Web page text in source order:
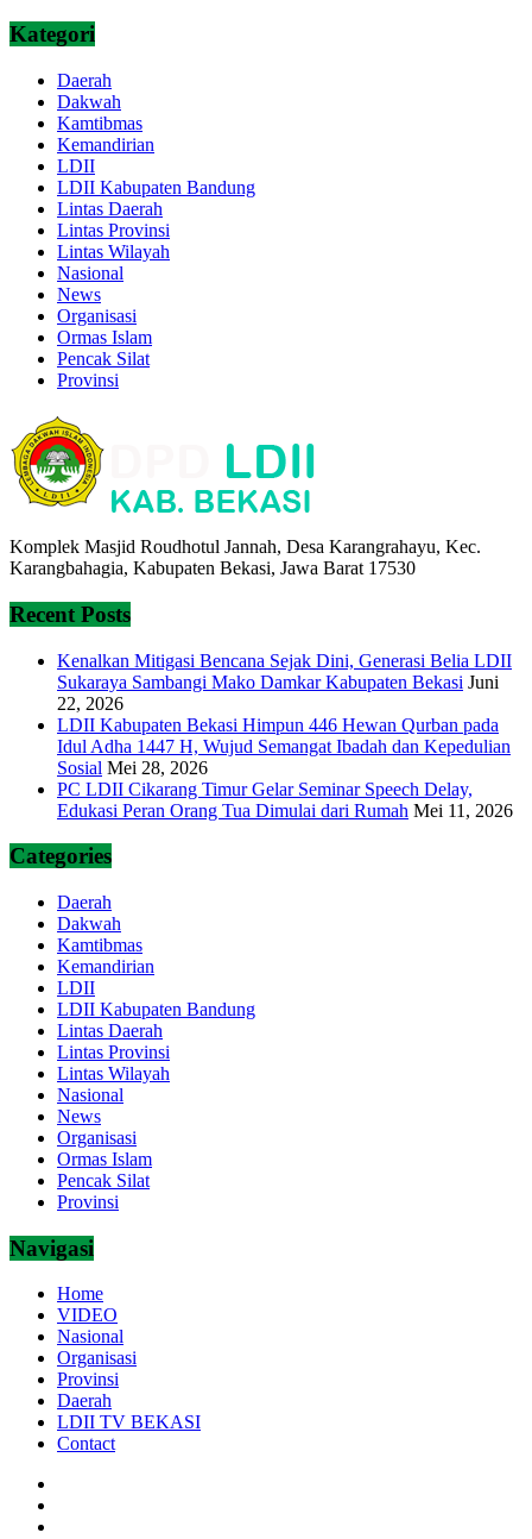
Kategori
Daerah
Dakwah
Kamtibmas
Kemandirian
LDII
LDII Kabupaten Bandung
Lintas Daerah
Lintas Provinsi
Lintas Wilayah
Nasional
News
Organisasi
Ormas Islam
Pencak Silat
Provinsi
Komplek Masjid Roudhotul Jannah, Desa Karangrahayu, Kec.
Karangbahagia, Kabupaten Bekasi, Jawa Barat 17530
Recent Posts
Kenalkan Mitigasi Bencana Sejak Dini, Generasi Belia LDII
Sukaraya Sambangi Mako Damkar Kabupaten Bekasi Juni
22, 2026
LDII Kabupaten Bekasi Himpun 446 Hewan Qurban pada
Idul Adha 1447 H, Wujud Semangat Ibadah dan Kepedulian
Sosial Mei 28, 2026
PC LDII Cikarang Timur Gelar Seminar Speech Delay,
Edukasi Peran Orang Tua Dimulai dari Rumah Mei 11, 2026
Categories
Daerah
Dakwah
Kamtibmas
Kemandirian
LDII
LDII Kabupaten Bandung
Lintas Daerah
Lintas Provinsi
Lintas Wilayah
Nasional
News
Organisasi
Ormas Islam
Pencak Silat
Provinsi
Navigasi
Home
VIDEO
Nasional
Organisasi
Provinsi
Daerah
LDII TV BEKASI
Contact